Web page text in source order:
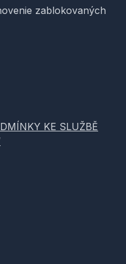
zablokovaných
KE SLUŽBĚ